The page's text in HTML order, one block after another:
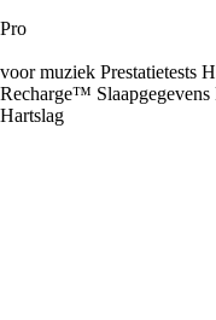
Pro
voor muziek
Recharge™
Hartslag